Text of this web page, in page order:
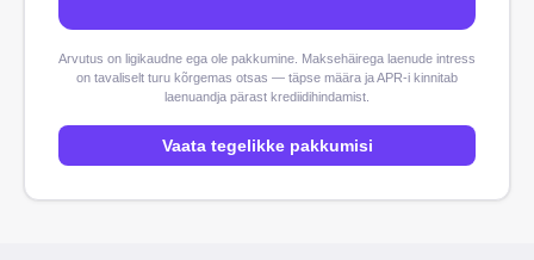
Arvutus on ligikaudne ega ole pakkumine. Maksehäirega laenude intress
on tavaliselt turu kõrgemas otsas — täpse määra ja APR-i kinnitab
laenuandja pärast krediidihindamist.
Vaata tegelikke pakkumisi